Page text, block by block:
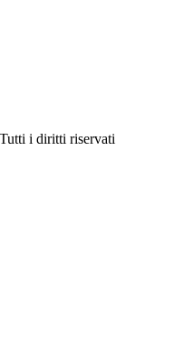
i diritti riservati